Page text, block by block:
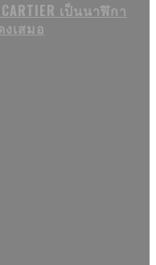
เป็นนาฬิกา
เสมอ